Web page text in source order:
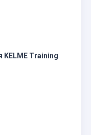
KELME Training